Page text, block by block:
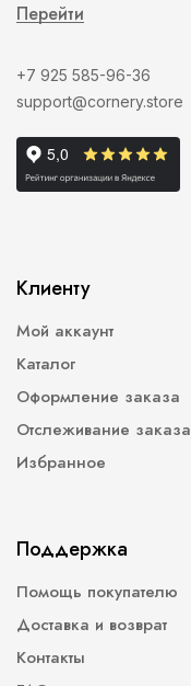
Перейти
+7 925 585-96-36
support@cornery.store
Клиенту
Мой аккаунт
Каталог
Оформление заказа
Отслеживание заказа
Избранное
Поддержка
Помощь покупателю
Доставка и возврат
Контакты